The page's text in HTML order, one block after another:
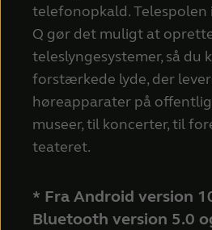
telefonopkald. Telespolen
Q gør det muligt at
teleslyngesystemer, så du
forstærkede lyde, der
høreapparater på
museer, til koncerter, til
teateret.
* Fra Android version
Bluetooth version 5.0